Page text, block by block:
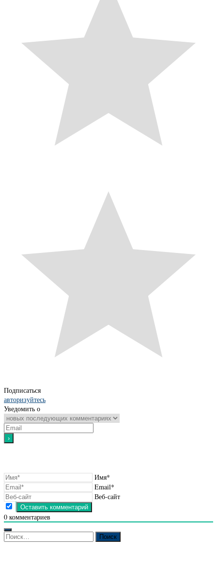
Подписаться
авторизуйтесь
Уведомить о
Имя*
Email*
Веб-сайт
0 комментариев
Найти: